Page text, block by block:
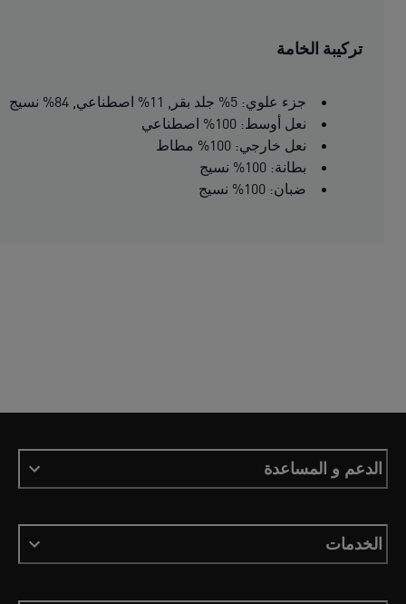
تركيبة الخامة
جزء علوي: 5% جلد بقر, 11% اصطناعي, 84% نسيج
نعل أوسط: 100% اصطناعي
نعل خارجي: 100% مطاط
بطانة: 100% نسيج
ضبان: 100% نسيج
الدعم و المساعدة
الخدمات